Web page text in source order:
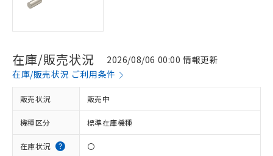
在庫/販売状況
2026/08/06 00:00 情報更新
在庫/販売状況 ご利用条件
販売状況 販売中
機種区分 標準在庫機種
在庫状況 〇